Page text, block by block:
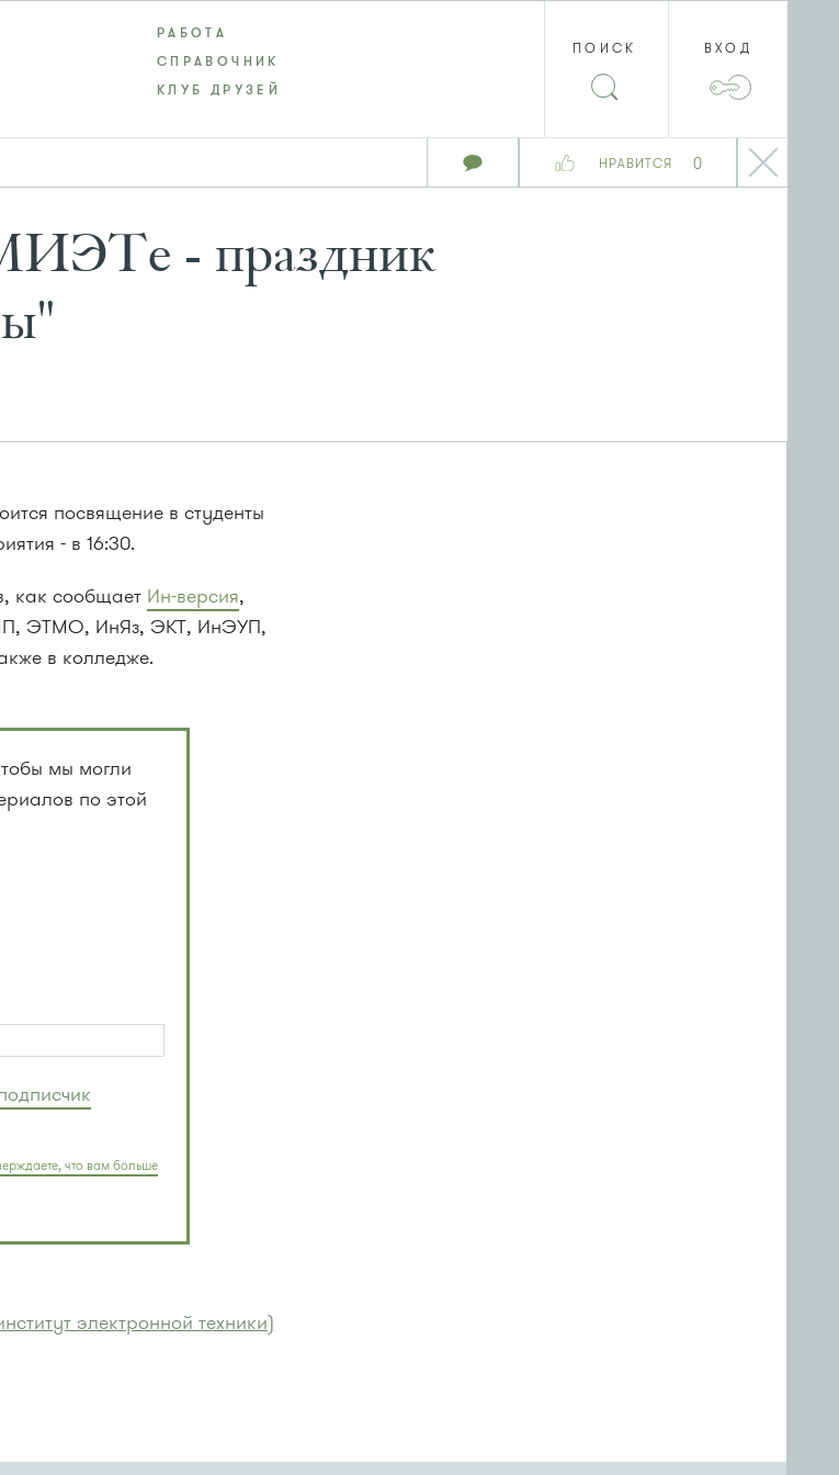
НРАВИТСЯ 0
РАБОТА
СПРАВОЧНИК
КЛУБ ДРУЗЕЙ
ПОИСК ВХОД
МИЭТе - праздник
посвящение в студенты
- в 16:30.
как сообщает Ин-версия,
ЭТМО, ИнЯз, ЭКТ, ИнЭУП,
в колледже.
мы могли
по этой
что вам больше
электронной техники)